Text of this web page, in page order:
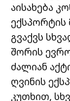
აისახება
ექსპორტის
გვაქვს
შორის
ძალიან
ღვინის
კუთხით,